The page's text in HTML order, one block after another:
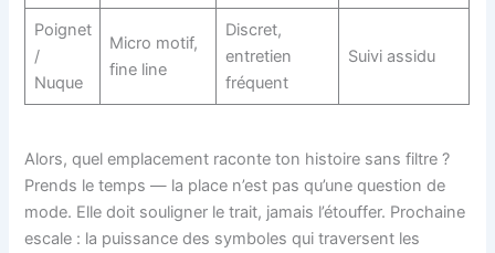
Poignet
/
Nuque
Micro motif,
fine line
Discret,
entretien
fréquent
Suivi assidu
Alors, quel emplacement raconte ton histoire sans filtre ?
Prends le temps — la place n’est pas qu’une question de
mode. Elle doit souligner le trait, jamais l’étouffer. Prochaine
escale : la puissance des symboles qui traversent les